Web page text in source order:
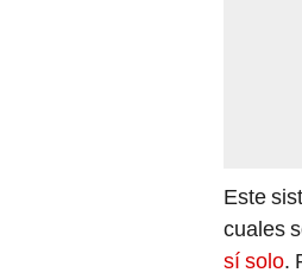
Este
cuales
sí solo.